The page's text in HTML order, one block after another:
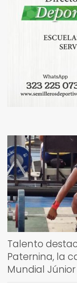
Talento
Paternina, la
Mundial Júnior